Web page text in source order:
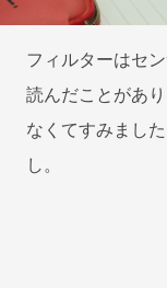
フィルターはセ
読んだことがあ
なくてすみまし
し。